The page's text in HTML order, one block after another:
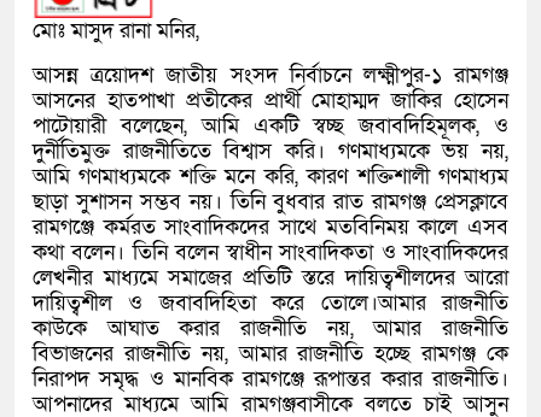
মোঃ মাসুদ রানা মনির,
আসন্ন ত্রয়োদশ জাতীয় সংসদ নির্বাচনে লক্ষ্মীপুর-১ রামগঞ্জ
আসনের হাতপাখা প্রতীকের প্রার্থী মোহাম্মদ জাকির হোসেন
পাটোয়ারী বলেছেন, আমি একটি স্বচ্ছ জবাবদিহিমূলক, ও
দুর্নীতিমুক্ত রাজনীতিতে বিশ্বাস করি। গণমাধ্যমকে ভয় নয়,
আমি গণমাধ্যমকে শক্তি মনে করি, কারণ শক্তিশালী গণমাধ্যম
ছাড়া সুশাসন সম্ভব নয়। তিনি বুধবার রাত রামগঞ্জ প্রেসক্লাবে
রামগঞ্জে কর্মরত সাংবাদিকদের সাথে মতবিনিময় কালে এসব
কথা বলেন। তিনি বলেন স্বাধীন সাংবাদিকতা ও সাংবাদিকদের
লেখনীর মাধ্যমে সমাজের প্রতিটি স্তরে দায়িত্বশীলদের আরো
দায়িত্বশীল ও জবাবদিহিতা করে তোলে।আমার রাজনীতি
কাউকে আঘাত করার রাজনীতি নয়, আমার রাজনীতি
বিভাজনের রাজনীতি নয়, আমার রাজনীতি হচ্ছে রামগঞ্জ কে
নিরাপদ সমৃদ্ধ ও মানবিক রামগঞ্জে রূপান্তর করার রাজনীতি।
আপনাদের মাধ্যমে আমি রামগঞ্জবাসীকে বলতে চাই আসুন